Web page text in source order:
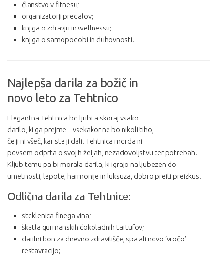
članstvo v fitnesu;
organizatorji predalov;
knjiga o zdravju in wellnessu;
knjiga o samopodobi in duhovnosti.
Najlepša darila za božič in
novo leto za Tehtnico
Elegantna Tehtnica bo ljubila skoraj vsako
darilo, ki ga prejme – vsekakor ne bo nikoli tiho,
če ji ni všeč, kar ste ji dali. Tehtnica morda ni
povsem odprta o svojih željah, nezadovoljstvu ter potrebah.
Kljub temu pa bi morala darila, ki igrajo na ljubezen do
umetnosti, lepote, harmonije in luksuza, dobro preiti preizkus.
Odlična darila za Tehtnice:
steklenica finega vina;
škatla gurmanskih čokoladnih tartufov;
darilni bon za dnevno zdravilišče, spa ali novo ‘vročo’
restavracijo;